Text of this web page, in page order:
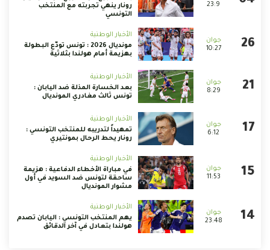
23:9
رونار ينهي تجربته مع المنتخب
التونسي
10:27
الأخبار الوطنية
مونديال 2026 : تونس تودّع البطولة
بهزيمة أمام هولندا بثلاثية
8:29
الأخبار الوطنية
بعد الخسارة المذلة ضد اليابان :
تونس ثالث مغادري المونديال
6:12
الأخبار الوطنية
تمهيداً لتدريبه للمنتخب التونسي :
رونار يحط الرحال بمونتيري
11:53
الأخبار الوطنية
في مباراة الأخطاء الدفاعية : هزيمة
ساحقة لتونس ضد السويد في أول
مشوار المونديال
23:48
الأخبار الوطنية
يهم المنتخب التونسي : اليابان تصدم
هولندا بتعادل في آخر الدقائق